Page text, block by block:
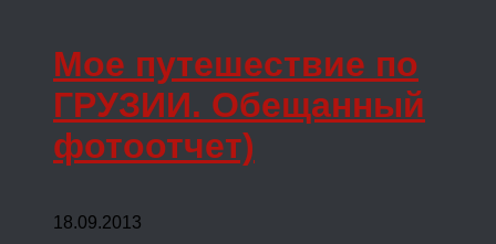
Мое путешествие по
ГРУЗИИ. Обещанный
фотоотчет)
18.09.2013